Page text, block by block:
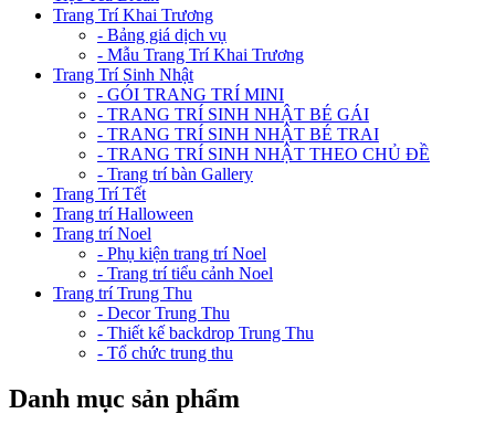
Trang Trí Khai Trương
- Bảng giá dịch vụ
- Mẫu Trang Trí Khai Trương
Trang Trí Sinh Nhật
- GÓI TRANG TRÍ MINI
- TRANG TRÍ SINH NHẬT BÉ GÁI
- TRANG TRÍ SINH NHẬT BÉ TRAI
- TRANG TRÍ SINH NHẬT THEO CHỦ ĐỀ
- Trang trí bàn Gallery
Trang Trí Tết
Trang trí Halloween
Trang trí Noel
- Phụ kiện trang trí Noel
- Trang trí tiểu cảnh Noel
Trang trí Trung Thu
- Decor Trung Thu
- Thiết kế backdrop Trung Thu
- Tổ chức trung thu
Danh mục sản phẩm